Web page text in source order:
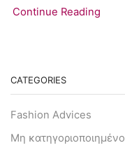
Continue Reading
CATEGORIES
Fashion Advices
Μη κατηγοριοποιημένο